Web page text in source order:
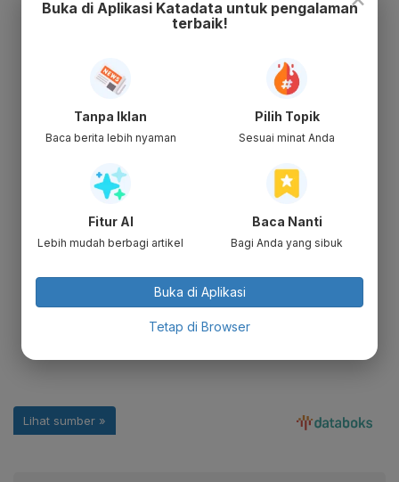
Buka di Aplikasi Katadata untuk pengalaman
terbaik!
Tanpa Iklan
Baca berita lebih nyaman
Pilih Topik
Sesuai minat Anda
Fitur AI
Lebih mudah berbagi artikel
Baca Nanti
Bagi Anda yang sibuk
Buka di Aplikasi
Tetap di Browser